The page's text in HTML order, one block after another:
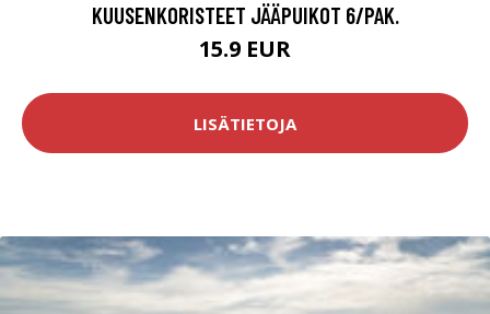
KUUSENKORISTEET JÄÄPUIKOT 6/PAK.
15.9 EUR
LISÄTIETOJA